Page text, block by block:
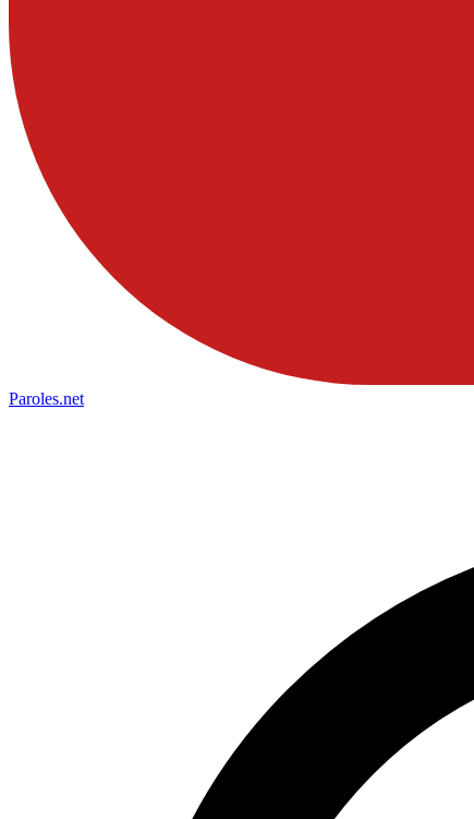
Paroles.net